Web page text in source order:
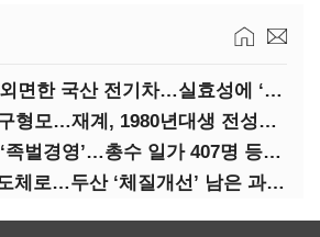
‘한국판 IRA’가 외면한 국산 전기차…실효성에 ‘의문’
김동관·정기선·구형모…재계, 1980년대생 전성시대
대기업, 여전한 ‘족벌경영’…총수 일가 407명 등기임원
중공업서 AI·반도체로…두산 ‘체질개선’ 남은 과제는